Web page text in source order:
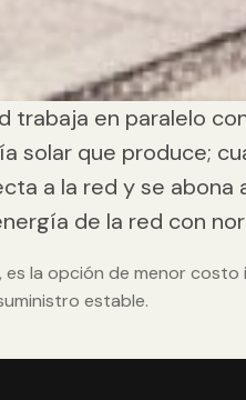
trabaja en paralelo
solar que produce;
a la red y se abona
de la red con
es la opción de menor
estable.